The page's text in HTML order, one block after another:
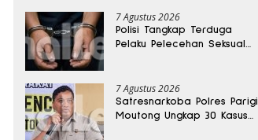
7 Agustus 2026
Polisi Tangkap Terduga
Pelaku Pelecehan Seksual
7 Agustus 2026
Satresnarkoba Polres Parigi
Moutong Ungkap 30 Kasus